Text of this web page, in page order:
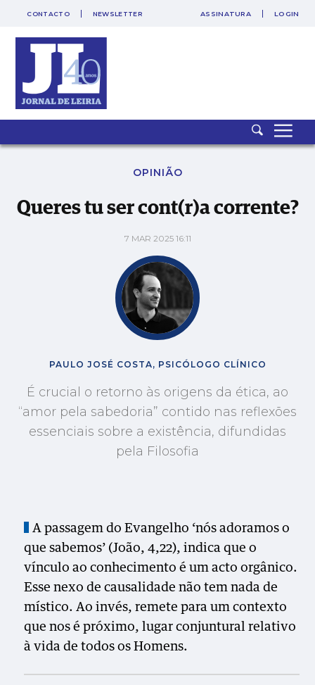
SAIR
CONTACTO NEWSLETTER ASSINATURA LOGIN
Queres tu ser cont(r)a corrente?
OPINIÃO
Queres tu ser cont(r)a corrente?
7 MAR 2025 16:11
PAULO JOSÉ COSTA, PSICÓLOGO CLÍNICO
É crucial o retorno às origens da ética, ao
“amor pela sabedoria” contido nas reflexões
essenciais sobre a existência, difundidas
pela Filosofia
A passagem do Evangelho ‘nós adoramos o
que sabemos’ (João, 4,22), indica que o
vínculo ao conhecimento é um acto orgânico.
Esse nexo de causalidade não tem nada de
místico. Ao invés, remete para um contexto
que nos é próximo, lugar conjuntural relativo
à vida de todos os Homens.